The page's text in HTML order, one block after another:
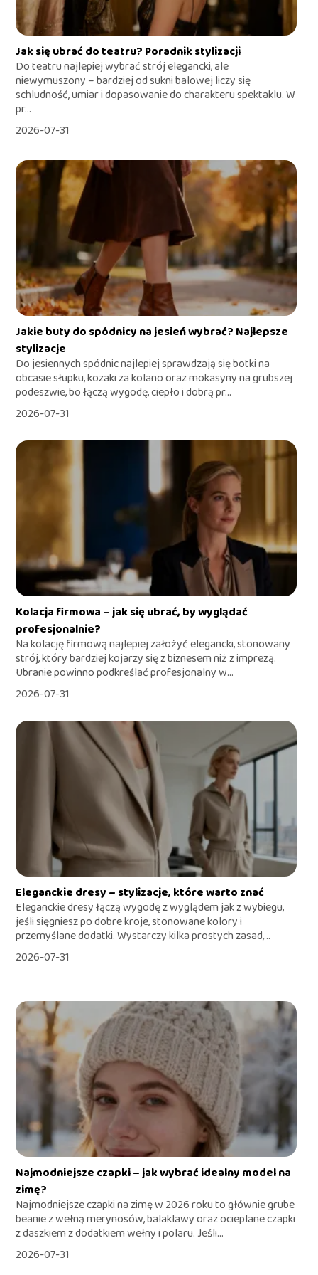
Jak się ubrać do teatru? Poradnik stylizacji
Do teatru najlepiej wybrać strój elegancki, ale
niewymuszony – bardziej od sukni balowej liczy się
schludność, umiar i dopasowanie do charakteru spektaklu. W
pr...
2026-07-31
Jakie buty do spódnicy na jesień wybrać? Najlepsze
stylizacje
Do jesiennych spódnic najlepiej sprawdzają się botki na
obcasie słupku, kozaki za kolano oraz mokasyny na grubszej
podeszwie, bo łączą wygodę, ciepło i dobrą pr...
2026-07-31
Kolacja firmowa – jak się ubrać, by wyglądać
profesjonalnie?
Na kolację firmową najlepiej założyć elegancki, stonowany
strój, który bardziej kojarzy się z biznesem niż z imprezą.
Ubranie powinno podkreślać profesjonalny w...
2026-07-31
Eleganckie dresy – stylizacje, które warto znać
Eleganckie dresy łączą wygodę z wyglądem jak z wybiegu,
jeśli sięgniesz po dobre kroje, stonowane kolory i
przemyślane dodatki. Wystarczy kilka prostych zasad,...
2026-07-31
Najmodniejsze czapki – jak wybrać idealny model na
zimę?
Najmodniejsze czapki na zimę w 2026 roku to głównie grube
beanie z wełną merynosów, balaklawy oraz ocieplane czapki
z daszkiem z dodatkiem wełny i polaru. Jeśli...
2026-07-31